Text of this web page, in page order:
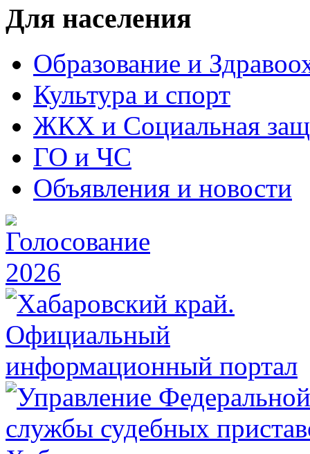
Для населения
Образование и
Культура и спорт
ЖКХ и Социальная
ГО и ЧС
Объявления и новости